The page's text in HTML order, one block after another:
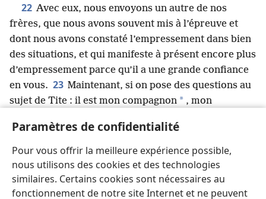
Paramètres de confidentialité
Pour vous offrir la meilleure expérience possible,
nous utilisons des cookies et des technologies
similaires. Certains cookies sont nécessaires au
fonctionnement de notre site Internet et ne peuvent
22 Avec eux, nous envoyons un autre de nos
frères, que nous avons souvent mis à l’épreuve et
dont nous avons constaté l’empressement dans bien
des situations, et qui manifeste à présent encore plus
d’empressement parce qu’il a une grande confiance
en vous. 23 Maintenant, si on pose des questions au
sujet de Tite : il est mon compagnon * , mon
questions au sujet de nos frères : ils sont apôtres des
assemblées à la gloire de Christ. 24 Aussi, donnez-​
leur la preuve de votre amour+et montrez aux
assemblées pourquoi nous sommes fiers de vous.